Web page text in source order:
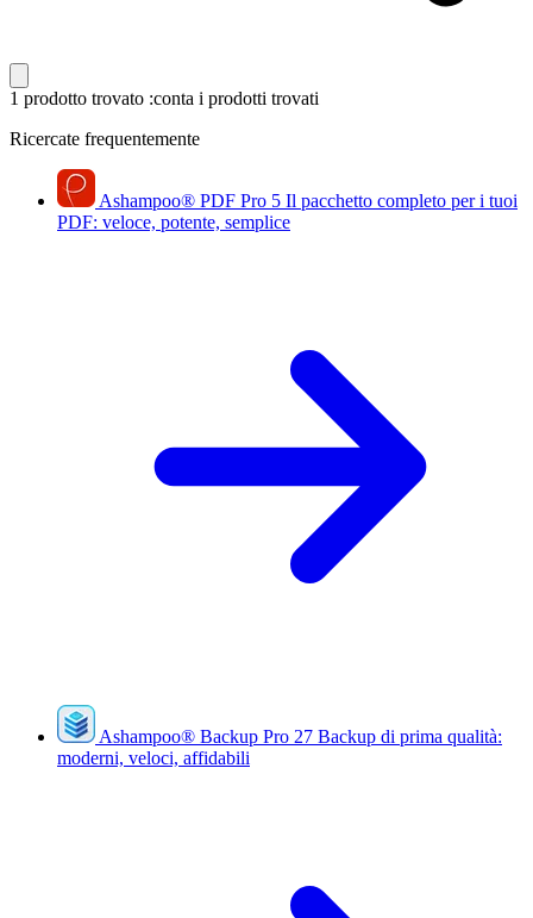
1 prodotto trovato :conta i prodotti trovati
Ricercate frequentemente
Ashampoo® PDF Pro 5 Il pacchetto completo per i tuoi
PDF: veloce, potente, semplice
Ashampoo® Backup Pro 27 Backup di prima qualità:
moderni, veloci, affidabili